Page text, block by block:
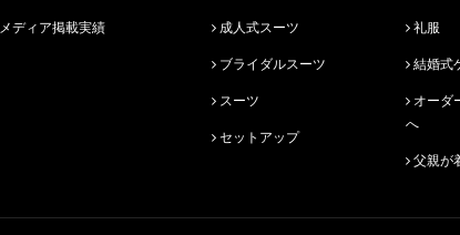
メディア掲載実績 成人式スーツ
ブライダルスーツ
スーツ
セットアップ
礼服
結婚式
へ
父親が